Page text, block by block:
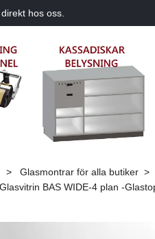
hos oss.
Glasmontrar för alla butiker
Glasvitrin BAS WIDE-4 plan -